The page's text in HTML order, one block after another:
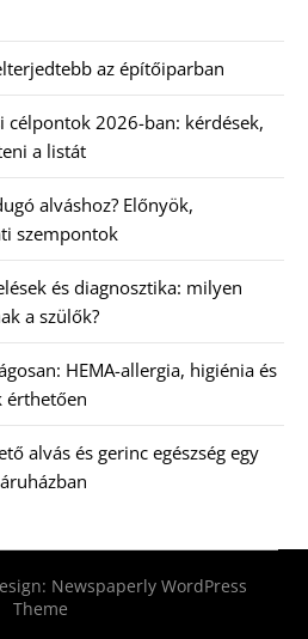
az építőiparban
célpontok 2026-ban: kérdések,
a listát
alváshoz? Előnyök,
szempontok
és diagnosztika: milyen
a szülők?
HEMA-allergia, higiénia és
érthetően
alvás és gerinc egészség egy
Newspaperly WordPress
Theme